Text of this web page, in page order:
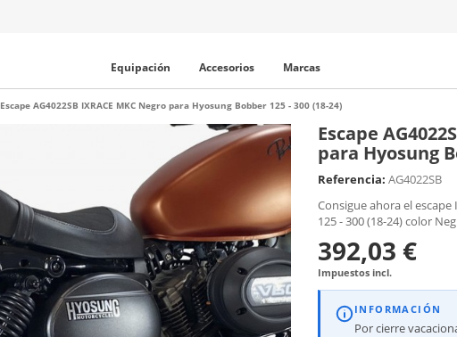
Equipación Accesorios Marcas
Escape AG4022SB IXRACE MKC Negro para Hyosung Bobber 125 - 300 (18-24)
Escape
para Hyosung
Referencia: AG4022SB
Consigue ahora el escape
125 - 300 (18-24) color
392,03 €
Impuestos incl.
INFORMACIÓN
Por cierre